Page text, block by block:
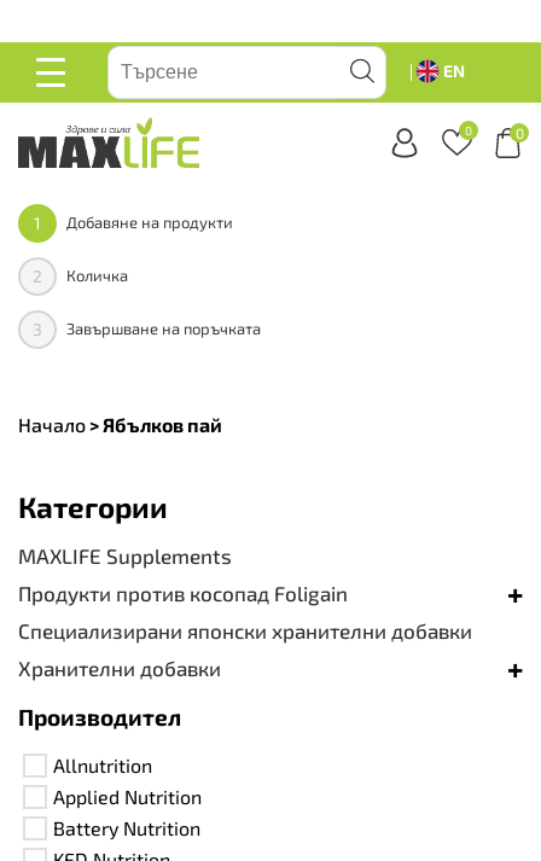
ОСНОВНО
EN
0 0
1 Добавяне на продукти
2 Количка
3 Завършване на поръчката
Начало >Ябълков пай
Категории
MAXLIFE Supplements
Продукти против косопад Foligain
+
Специализирани японски хранителни добавки
Хранителни добавки
+
Производител
Allnutrition
Applied Nutrition
Battery Nutrition